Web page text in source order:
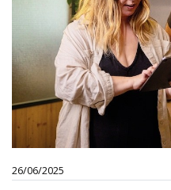
26/06/2025